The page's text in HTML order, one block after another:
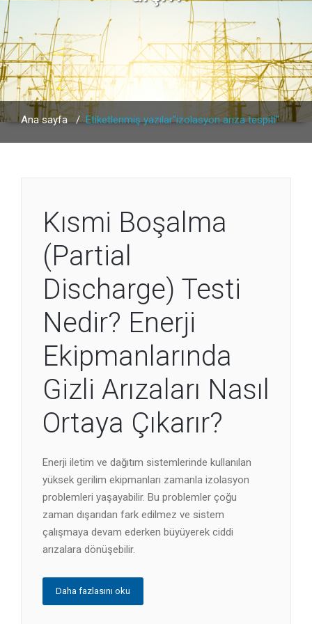
Ana sayfa/Etiketlenmiş yazılar"izolasyon arıza tespiti"
Kısmi Boşalma
(Partial
Discharge) Testi
Nedir? Enerji
Ekipmanlarında
Gizli Arızaları Nasıl
Ortaya Çıkarır?
Enerji iletim ve dağıtım sistemlerinde kullanılan
yüksek gerilim ekipmanları zamanla izolasyon
problemleri yaşayabilir. Bu problemler çoğu
zaman dışarıdan fark edilmez ve sistem
çalışmaya devam ederken büyüyerek ciddi
arızalara dönüşebilir.
Daha fazlasını oku